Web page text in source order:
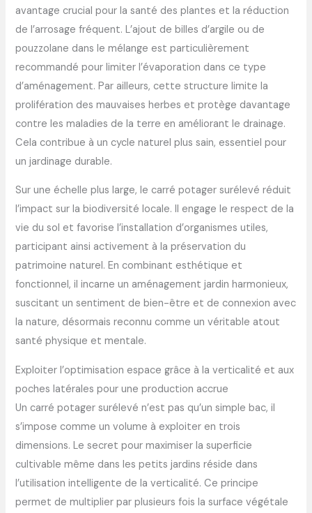
avantage crucial pour la santé des plantes et la réduction
de l’arrosage fréquent. L’ajout de billes d’argile ou de
pouzzolane dans le mélange est particulièrement
recommandé pour limiter l’évaporation dans ce type
d’aménagement. Par ailleurs, cette structure limite la
prolifération des mauvaises herbes et protège davantage
contre les maladies de la terre en améliorant le drainage.
Cela contribue à un cycle naturel plus sain, essentiel pour
un jardinage durable.
Sur une échelle plus large, le carré potager surélevé réduit
l’impact sur la biodiversité locale. Il engage le respect de la
vie du sol et favorise l’installation d’organismes utiles,
participant ainsi activement à la préservation du
patrimoine naturel. En combinant esthétique et
fonctionnel, il incarne un aménagement jardin harmonieux,
suscitant un sentiment de bien-être et de connexion avec
la nature, désormais reconnu comme un véritable atout
santé physique et mentale.
Exploiter l’optimisation espace grâce à la verticalité et aux
poches latérales pour une production accrue
Un carré potager surélevé n’est pas qu’un simple bac, il
s’impose comme un volume à exploiter en trois
dimensions. Le secret pour maximiser la superficie
cultivable même dans les petits jardins réside dans
l’utilisation intelligente de la verticalité. Ce principe
permet de multiplier par plusieurs fois la surface végétale